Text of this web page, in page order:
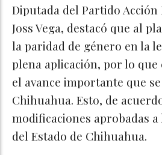
Diputada del Partido Acción
Joss Vega, destacó que al
la paridad de género en la
plena aplicación, por lo que
el avance importante que
Chihuahua. Esto, de
modificaciones aprobadas
del Estado de Chihuahua.